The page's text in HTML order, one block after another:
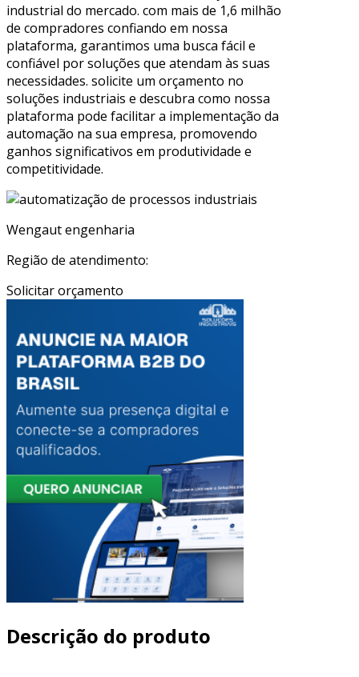
industrial do mercado. com mais de 1,6 milhão
de compradores confiando em nossa
plataforma, garantimos uma busca fácil e
confiável por soluções que atendam às suas
necessidades. solicite um orçamento no
soluções industriais e descubra como nossa
plataforma pode facilitar a implementação da
automação na sua empresa, promovendo
ganhos significativos em produtividade e
competitividade.
Wengaut engenharia
Região de atendimento:
Solicitar orçamento
Descrição do produto